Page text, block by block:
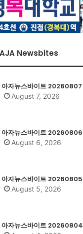
AJA Newsbites
아자뉴스바이트 20260807
August 7, 2026
아자뉴스바이트 20260806
August 6, 2026
아자뉴스바이트 20260805
August 5, 2026
아자뉴스바이트 20260804